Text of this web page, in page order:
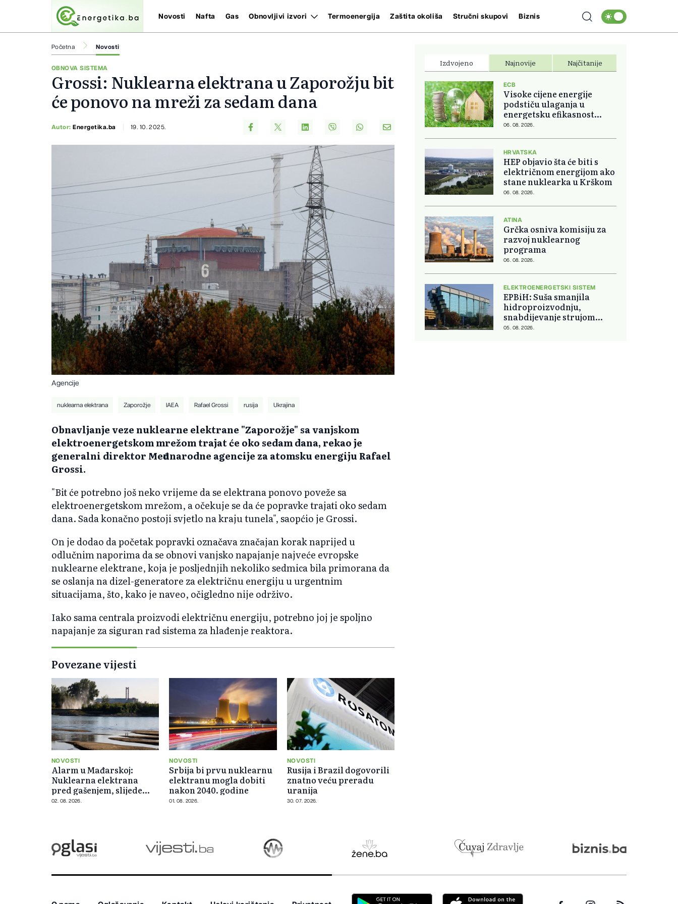
Novosti Nafta Gas Obnovljivi izvori Termoenergija Zaštita okoliša Stručni skupovi Biznis
Početna Novosti
OBNOVA SISTEMA
Grossi: Nuklearna elektrana u Zaporožju bit
će ponovo na mreži za sedam dana
Autor:Energetika.ba 19. 10. 2025.
Agencije
nuklearna elektrana Zaporožje IAEA Rafael Grossi rusija Ukrajina
Obnavljanje veze nuklearne elektrane "Zaporožje" sa vanjskom
elektroenergetskom mrežom trajat će oko sedam dana, rekao je
generalni direktor Međunarodne agencije za atomsku energiju Rafael
Grossi.
"Bit će potrebno još neko vrijeme da se elektrana ponovo poveže sa
elektroenergetskom mrežom, a očekuje se da će popravke trajati oko sedam
dana. Sada konačno postoji svjetlo na kraju tunela", saopćio je Grossi.
On je dodao da početak popravki označava značajan korak naprijed u
odlučnim naporima da se obnovi vanjsko napajanje najveće evropske
nuklearne elektrane, koja je posljednjih nekoliko sedmica bila primorana da
se oslanja na dizel-generatore za električnu energiju u urgentnim
situacijama, što, kako je naveo, očigledno nije održivo.
Iako sama centrala proizvodi električnu energiju, potrebno joj je spoljno
napajanje za siguran rad sistema za hlađenje reaktora.
Povezane vijesti
NOVOSTI
Alarm u Mađarskoj:
Nuklearna elektrana
pred gašenjem, slijede
restrikcije struje i vode
02. 08. 2026.
NOVOSTI
Srbija bi prvu nuklearnu
elektranu mogla dobiti
nakon 2040. godine
01. 08. 2026.
NOVOSTI
Rusija i Brazil dogovorili
znatno veću preradu
uranija
30. 07. 2026.
Izdvojeno Najnovije Najčitanije
ECB
Visoke cijene energije
podstiču ulaganja u
energetsku efikasnost
domova
06. 08. 2026.
HRVATSKA
HEP objavio šta će biti s
električnom energijom ako
stane nuklearka u Krškom
06. 08. 2026.
ATINA
Grčka osniva komisiju za
razvoj nuklearnog
programa
06. 08. 2026.
ELEKTROENERGETSKI SISTEM
EPBiH: Suša smanjila
hidroproizvodnju,
snabdijevanje strujom
ostaje stabilno
05. 08. 2026.